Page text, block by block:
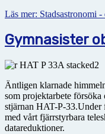
Läs mer: Stadsastronomi
Gymnasister
Äntligen klarnade
som projektarbete försöka
stjärnan HAT-P-33.Under
med vårt fjärrstyrbara
datareduktioner.